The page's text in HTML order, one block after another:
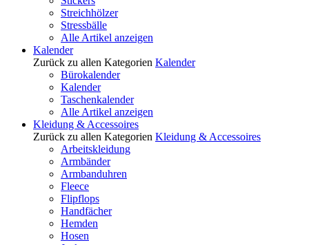
Streichhölzer
Stressbälle
Alle Artikel anzeigen
Kalender
Zurück zu allen Kategorien Kalender
Bürokalender
Kalender
Taschenkalender
Alle Artikel anzeigen
Kleidung & Accessoires
Zurück zu allen Kategorien Kleidung & Accessoires
Arbeitskleidung
Armbänder
Armbanduhren
Fleece
Flipflops
Handfächer
Hemden
Hosen